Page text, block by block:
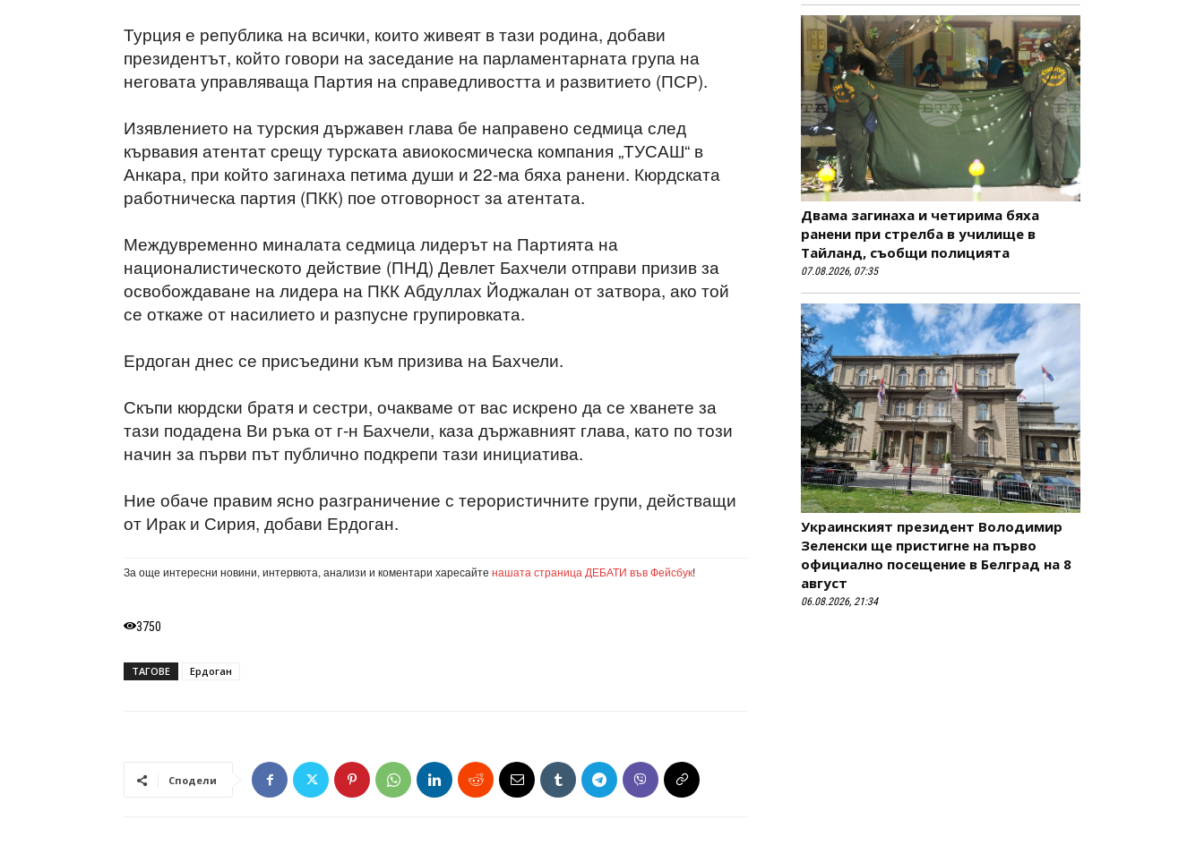
Турция е република на всички, които живеят в тази родина, добави
президентът, който говори на заседание на парламентарната група на
неговата управляваща Партия на справедливостта и развитието (ПСР).
Изявлението на турския държавен глава бе направено седмица след
кървавия атентат срещу турската авиокосмическа компания „ТУСАШ“ в
Анкара, при който загинаха петима души и 22-ма бяха ранени. Кюрдската
работническа партия (ПКК) пое отговорност за атентата.
Междувременно миналата седмица лидерът на Партията на
националистическото действие (ПНД) Девлет Бахчели отправи призив за
освобождаване на лидера на ПКК Абдуллах Йоджалан от затвора, ако той
се откаже от насилието и разпусне групировката.
Ердоган днес се присъедини към призива на Бахчели.
Скъпи кюрдски братя и сестри, очакваме от вас искрено да се хванете за
тази подадена Ви ръка от г-н Бахчели, каза държавният глава, като по този
начин за първи път публично подкрепи тази инициатива.
Ние обаче правим ясно разграничение с терористичните групи, действащи
от Ирак и Сирия, добави Ердоган.
За още интересни новини, интервюта, анализи и коментари харесайте нашата страница ДЕБАТИ във Фейсбук!
3750
ТАГОВЕ Ердоган
Сподели
Двама загинаха и четирима бяха
ранени при стрелба в училище в
Тайланд, съобщи полицията
07.08.2026, 07:35
Украинският президент Володимир
Зеленски ще пристигне на първо
официално посещение в Белград на 8
август
06.08.2026, 21:34